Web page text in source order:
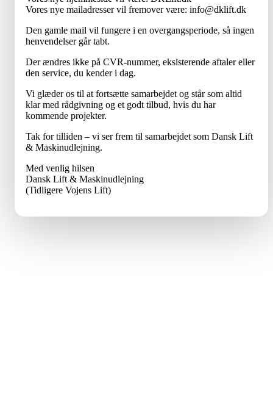
Vores nye mailadresser vil fremover være: info@dklift.dk
Den gamle mail vil fungere i en overgangsperiode, så ingen
henvendelser går tabt.
Der ændres ikke på CVR-nummer, eksisterende aftaler eller
den service, du kender i dag.
Vi glæder os til at fortsætte samarbejdet og står som altid
klar med rådgivning og et godt tilbud, hvis du har
kommende projekter.
Tak for tilliden – vi ser frem til samarbejdet som Dansk Lift
& Maskinudlejning.
Med venlig hilsen
Dansk Lift & Maskinudlejning
(Tidligere Vojens Lift)